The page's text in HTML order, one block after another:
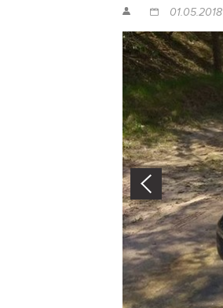
01.05.2018
Prev